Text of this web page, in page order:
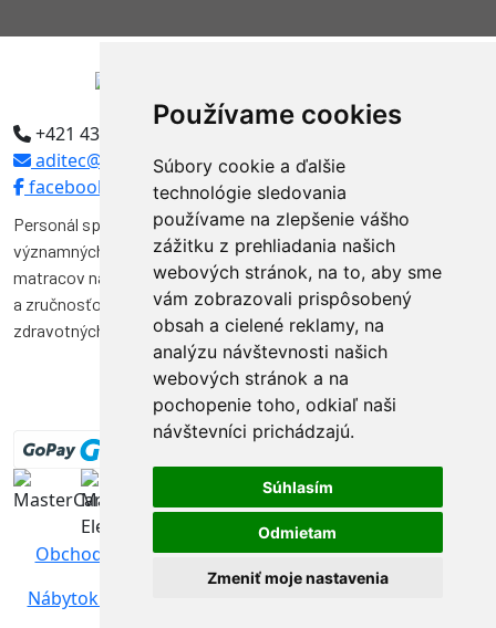
Používame cookies
Súbory cookie a ďalšie
technológie sledovania
používame na zlepšenie vášho
zážitku z prehliadania našich
webových stránok, na to, aby sme
vám zobrazovali prispôsobený
obsah a cielené reklamy, na
analýzu návštevnosti našich
webových stránok a na
pochopenie toho, odkiaľ naši
návštevníci prichádzajú.
Súhlasím
Odmietam
Zmeniť moje nastavenia
+421 43 5594304
aditec@aditec.sk
facebook
Personál spoločnosti Aditec tvoria odborníci, ktorí pôsobili vo
významných funkciách v niekoľkých spoločnostiach na výrobu
matracov na Slovensku. Svojimi vedomosťami, skúsenosťami
a zručnosťou značnou mierou prispeli k vývoju a kvalite výroby
zdravotných matracov na Slovensku.
Obchodné podmienky|Ochrana osobných údajov
Nábytok Sosna